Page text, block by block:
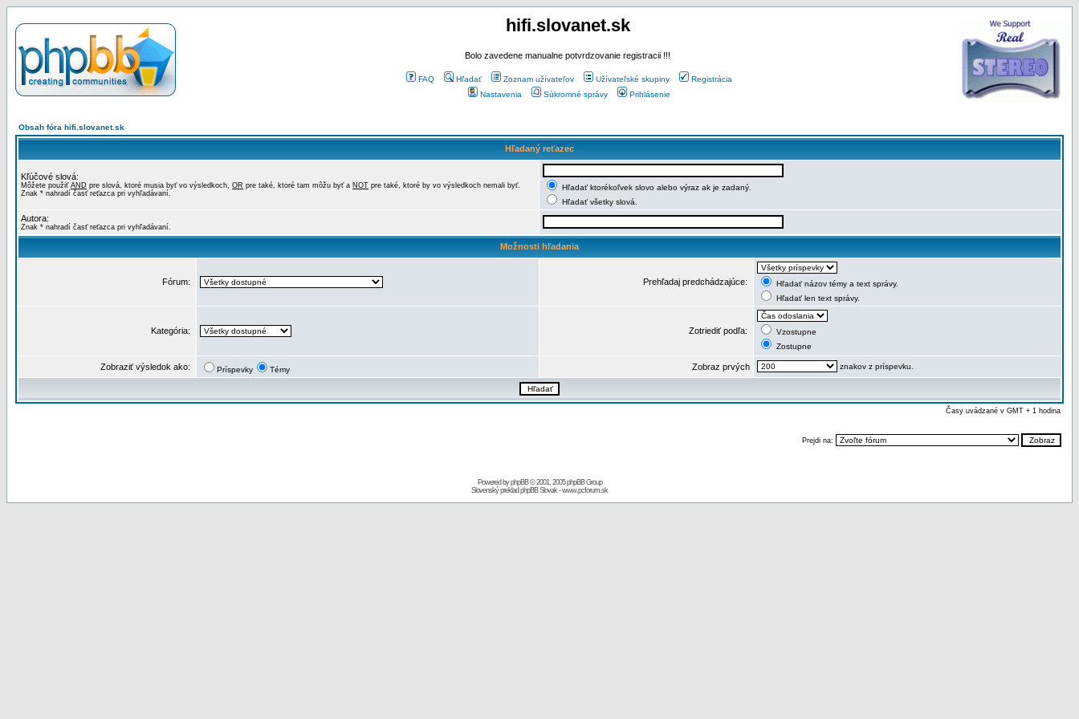
hifi.slovanet.sk
Bolo zavedene manualne potvrdzovanie registracii !!!
FAQ Hľadať Zoznam užívateľov Užívateľské skupiny
Registrácia
Nastavenia
Súkromné správy Prihlásenie
Obsah fóra hifi.slovanet.sk
Hľadaný reťazec
Kľúčové slová:
Môžete použiť AND pre slová, ktoré musia byť vo výsledkoch, OR pre také, ktoré tam môžu byť a NOT pre také, ktoré by vo výsledkoch nemali byť.
Znak * nahradí časť reťazca pri vyhľadávaní.
Hľadať ktorékoľvek slovo alebo výraz ak je zadaný.
Hľadať všetky slová.
Autora:
Znak * nahradí časť reťazca pri vyhľadávaní.
Možnosti hľadania
Fórum: Prehľadaj predchádzajúce:
Hľadať názov témy a text správy.
Hľadať len text správy.
Kategória: Zotriediť podľa:
Vzostupne
Zostupne
Zobraziť výsledok ako: Príspevky Témy Zobraz prvých znakov z príspevku.
Časy uvádzané v GMT + 1 hodina
Prejdi na:
Powered byphpBB© 2001, 2005 phpBB Group
Slovenský preklad phpBB Slovak-www.pcforum.sk